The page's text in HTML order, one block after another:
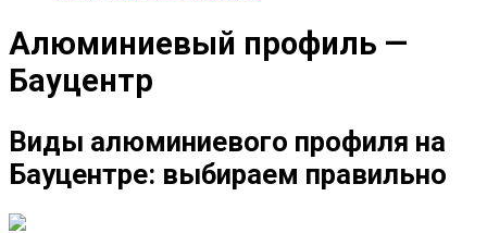
Алюминиевый профиль —
Бауцентр
Виды алюминиевого профиля на
Бауцентре: выбираем правильно